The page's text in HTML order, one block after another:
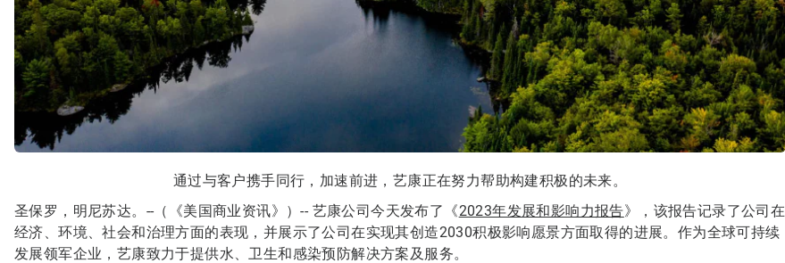
通过与客户携手同行，加速前进，艺康正在努力帮助构建积极的未来。
圣保罗，明尼苏达。--（《美国商业资讯》）-- 艺康公司今天发布了《2023年发展和影响力报告》，该报告记录了公司在
经济、环境、社会和治理方面的表现，并展示了公司在实现其创造2030积极影响愿景方面取得的进展。作为全球可持续
发展领军企业，艺康致力于提供水、卫生和感染预防解决方案及服务。